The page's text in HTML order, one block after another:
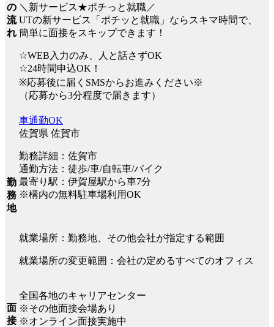
の
流
れ
＼新サービス★ポチっと就職／
UTの新サービス「ポチッと就職」ならスキマ時間で、
簡単に面接をスキップできます！
☆WEB入力のみ、人と話さずOK
☆24時間申込OK！
※応募後に届くSMSからお進みください※
（応募から3分程度で届きます）
勤
務
地
車通勤OK
佐賀県 佐賀市
勤務詳細：佐賀市
通勤方法：徒歩/車/自転車/バイク
最寄り駅：伊賀屋駅から車7分
※構内の無料駐車場利用OK
就業場所：勤務地、その他会社が指定する範囲
就業場所の変更範囲：会社の定めるすべてのオフィス
面
接
全国各地のキャリアセンター
※その他面接会場あり
※オンライン面接実施中